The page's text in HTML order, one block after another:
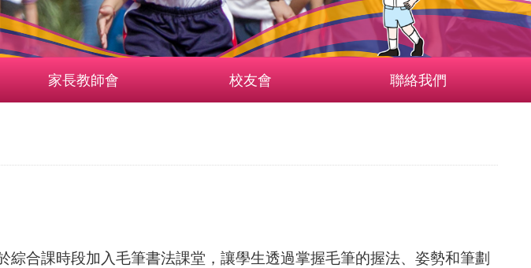
家長教師會 校友會 聯絡我們
合課時段加入毛筆書法課堂，讓學生透過掌握毛筆的握法、姿勢和筆劃